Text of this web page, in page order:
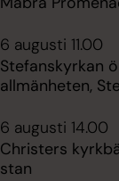
6 augusti 11.00
Stefanskyrkan
allmänheten,
6 augusti 14.00
Christers
stan